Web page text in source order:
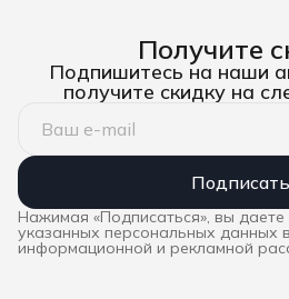
Получите
Подпишитесь на наши
получите скидку на
Нажимая «Подписаться», вы
указанных персональных данных
информационной и рекламной